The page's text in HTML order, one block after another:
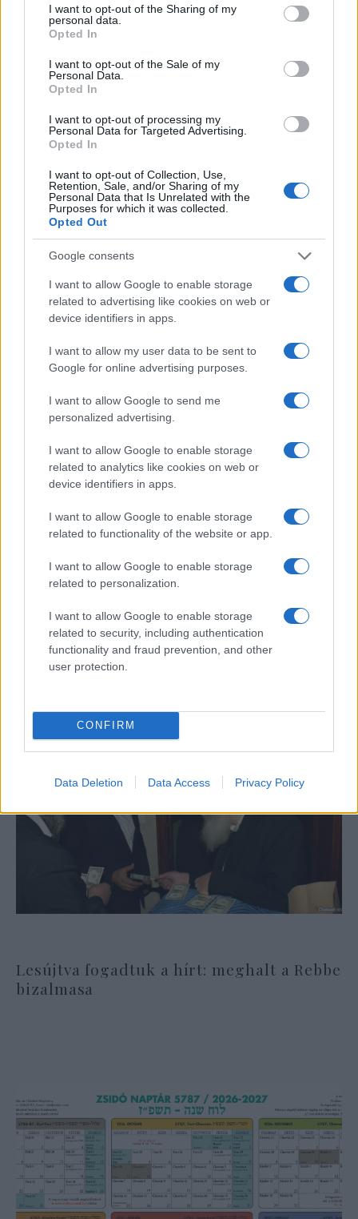
not limited to your visit or usage behaviour. You may click to
grant or deny consent to Google and its third-party tags to
use your data for below specified purposes in below Google
consent section.
I want to opt-out of the Sharing of my
personal data.
Opted In
I want to opt-out of the Sale of my
Personal Data.
Opted In
I want to opt-out of processing my
Personal Data for Targeted Advertising.
Opted In
I want to opt-out of Collection, Use,
Retention, Sale, and/or Sharing of my
Personal Data that Is Unrelated with the
Purposes for which it was collected.
Opted Out
Google consents
I want to allow Google to enable storage
related to advertising like cookies on web or
device identifiers in apps.
I want to allow my user data to be sent to
Google for online advertising purposes.
I want to allow Google to send me
personalized advertising.
I want to allow Google to enable storage
related to analytics like cookies on web or
device identifiers in apps.
I want to allow Google to enable storage
related to functionality of the website or app.
I want to allow Google to enable storage
related to personalization.
I want to allow Google to enable storage
related to security, including authentication
functionality and fraud prevention, and other
user protection.
CONFIRM
Data Deletion Data Access Privacy Policy
létesítményből, és visszatértek a repülőtéren
lévő szállodába, ahol korábban megszálltak.
Másnap panaszt tettek a rendőrségen.
A szálloda az Accor nemzetközi, francia
szállodacsoport tulajdonában van. Omri
elmondta, hogy az esetet követő napon az
Accor vezérigazgatója felhívta őt, és
bocsánatot kért. Kapott egy SMS-üzenetet
is, amelyben a szállodaigazgató azt írta neki,
hogy „mélységesen sajnálja, ami történt.
Ennek a szerencsétlen helyzetnek nem lett
volna szabad megtörténnie, és legyen biztos
benne, hogy minden szükséges intézkedést
megtettünk annak érdekében, hogy ilyen
helyzet ne fordulhasson elő még egyszer”.
Az igazgató azt is írta, hogy a
recepciós nem fog többet
dolgozni a szállodában.
Omari dicsérte a párizsi izraeli nagykövetség
magatartását, amely segített a családnak.
fiatalokat támadtak meg egy mozi
előtt
Lesújtva fogadtuk a hírt: meghalt a Rebbe
bizalmasa